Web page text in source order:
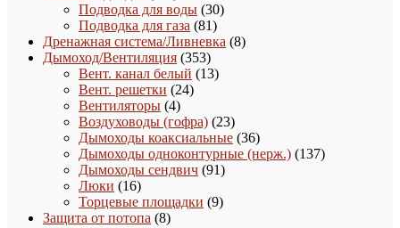
товаров
Подводка для воды 3030
Подводка для газа 8181
товар
Дренажная система/Ливневка 88
Дымоход/Вентиляция 353353
товара
Вент. канал белый 1313
Вент. решетки 2424
Вентиляторы 44
товара
Воздуховоды (гофра) 2323
товара
Дымоходы коаксиальные 3636
товаров
Дымоходы одноконтурные (нерж.) 137137
Дымоходы сендвич 9191
Люки 1616
товаров
Торцевые площадки 99
Защита от потопа 88